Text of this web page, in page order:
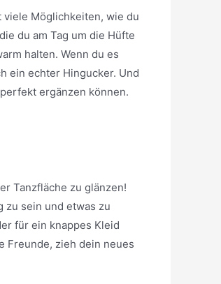
viele Möglichkeiten, wie du
du am Tag um die Hüfte
halten. Wenn du es
ein echter Hingucker. Und
ergänzen können.
Tanzfläche zu glänzen!
zu sein und etwas zu
für ein knappes Kleid
Freunde, zieh dein neues